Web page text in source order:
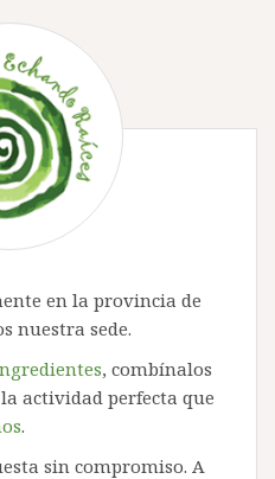
en la provincia de
nuestra sede.
, combínalos
actividad perfecta que
.
sin compromiso. A